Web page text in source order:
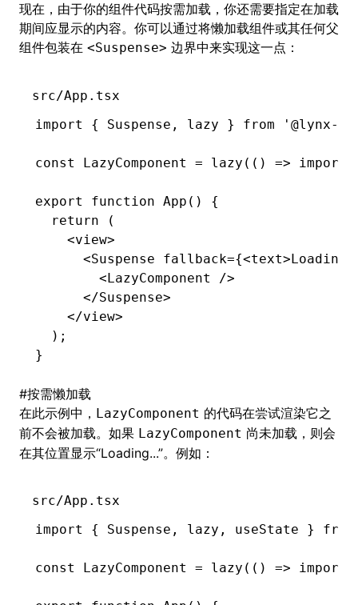
现在，由于你的组件代码按需加载，你还需要指定在加载
期间应显示的内容。你可以通过将懒加载组件或其任何父
组件包装在 <Suspense> 边界中来实现这一点：
src/App.tsx
import
{ Suspense , lazy } from '@lynx-
const LazyComponent = lazy (() => import
export function App () {
  return
(
    <
view>
      <
Suspense fallback={<text
        <
LazyComponent
/>
      </
Suspense>
    </
view>
  );
}
#按需懒加载
在此示例中， LazyComponent 的代码在尝试渲染它之
前不会被加载。如果 LazyComponent 尚未加载，则会
在其位置显示“Loading...”。例如：
src/App.tsx
import
{ Suspense , lazy , useState } from
const LazyComponent = lazy (() => import